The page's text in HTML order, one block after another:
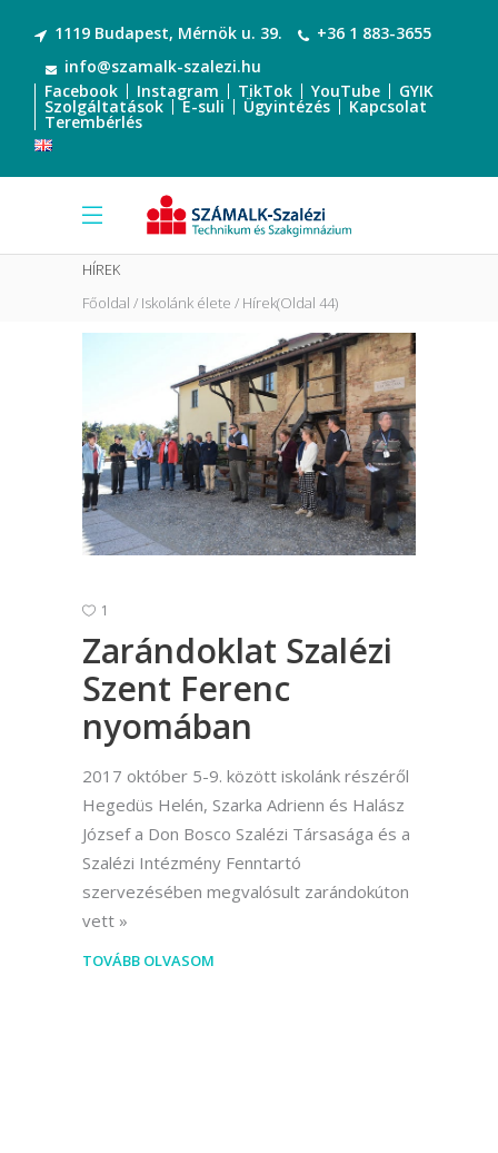
1119 Budapest, Mérnök u. 39.
+36 1 883-3655
info@szamalk-szalezi.hu
Facebook
Instagram TikTok YouTube GYIK
Szolgáltatások E-suli Ügyintézés Kapcsolat
Terembérlés
HÍREK
Főoldal Iskolánk élete Hírek(Oldal 44)
1
Zarándoklat Szalézi
Szent Ferenc
nyomában
2017 október 5-9. között iskolánk részéről
Hegedüs Helén, Szarka Adrienn és Halász
József a Don Bosco Szalézi Társasága és a
Szalézi Intézmény Fenntartó
szervezésében megvalósult zarándokúton
vett
TOVÁBB OLVASOM